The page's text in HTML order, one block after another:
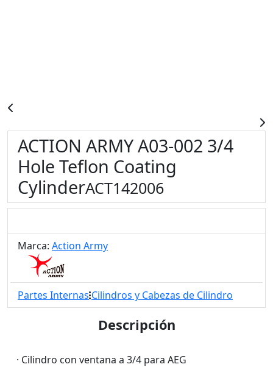
ACTION ARMY A03-002 3/4
Hole Teflon Coating
CylinderACT142006
Marca: Action Army
Partes Internas Cilindros y Cabezas de Cilindro
Descripción
· Cilindro con ventana a 3/4 para AEG